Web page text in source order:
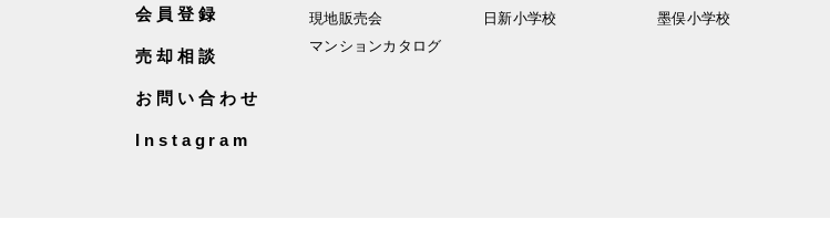
会員登録
売却相談
お問い合わせ
Instagram
現地販売会
マンションカタログ
日新小学校
墨俣小学校